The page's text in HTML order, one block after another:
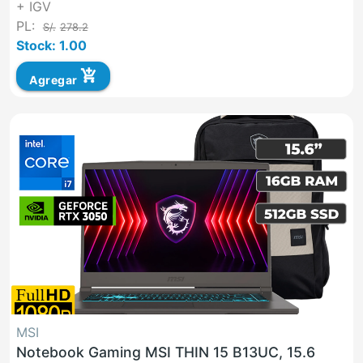
+ IGV
PL:
S/. 278.2
Stock: 1.00
Agregar add_shopping_cart
MSI
Notebook Gaming MSI THIN 15 B13UC, 15.6